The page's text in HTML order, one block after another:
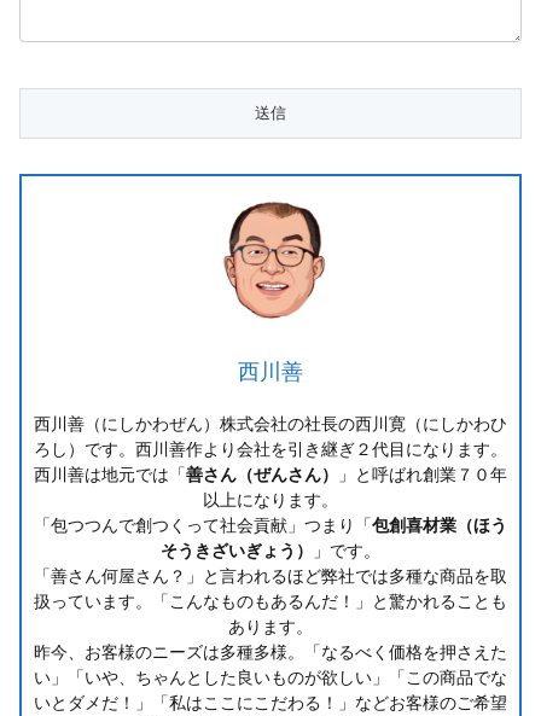
西川善
西川善（にしかわぜん）株式会社の社長の西川寛（にしかわひ
ろし）です。西川善作より会社を引き継ぎ２代目になります。
西川善は地元では「善さん（ぜんさん）
」と呼ばれ創業７０年
以上になります。
「包つつんで創つくって社会貢献」つまり「包創喜材業（ほう
そうきざいぎょう）
」です。
「善さん何屋さん？」と言われるほど弊社では多種な商品を取
扱っています。「こんなものもあるんだ！」と驚かれることも
あります。
昨今、お客様のニーズは多種多様。「なるべく価格を押さえた
い」「いや、ちゃんとした良いものが欲しい」「この商品でな
いとダメだ！」「私はここにこだわる！」などお客様のご希望